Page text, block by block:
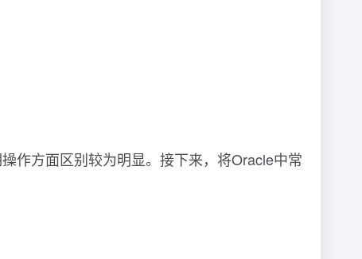
作方面区别较为明显。接下来，将Oracle中常